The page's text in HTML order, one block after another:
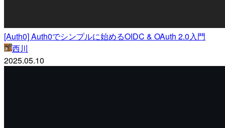
[Auth0] Auth0でシンプルに始めるOIDC & OAuth 2.0入門
西川
2025.05.10